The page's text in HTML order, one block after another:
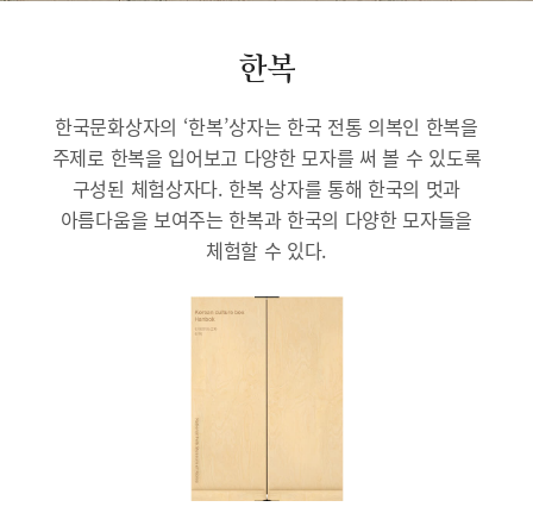
한복
한국문화상자의 ‘한복’상자는 한국 전통 의복인 한복을
주제로 한복을 입어보고 다양한 모자를 써 볼 수 있도록
구성된 체험상자다. 한복 상자를 통해 한국의 멋과
아름다움을 보여주는 한복과 한국의 다양한 모자들을
체험할 수 있다.